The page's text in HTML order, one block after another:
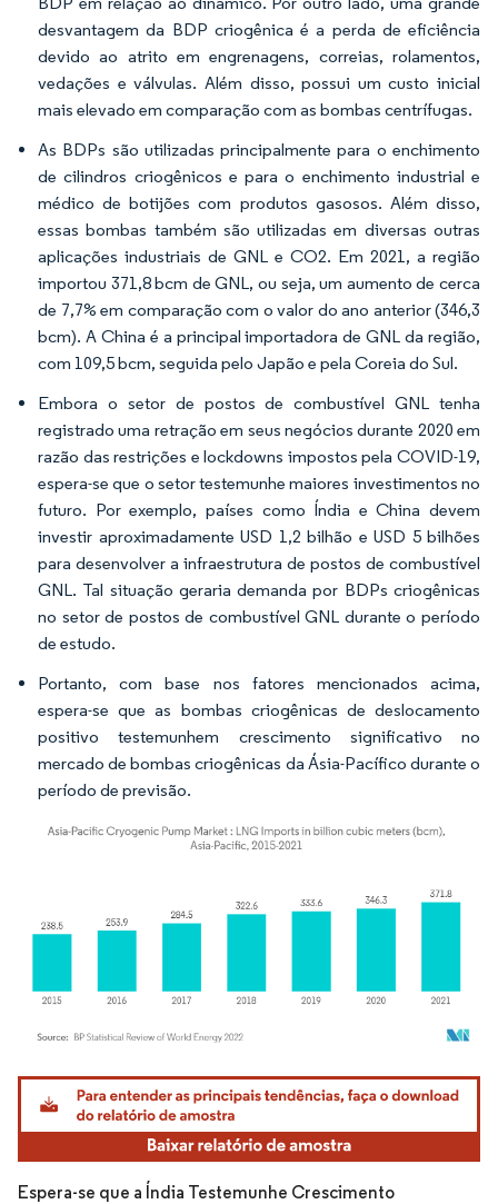
desvantagem da BDP criogênica é a perda de eficiência
devido ao atrito em engrenagens, correias, rolamentos,
vedações e válvulas. Além disso, possui um custo inicial
mais elevado em comparação com as bombas centrífugas.
As BDPs são utilizadas principalmente para o enchimento
de cilindros criogênicos e para o enchimento industrial e
médico de botijões com produtos gasosos. Além disso,
essas bombas também são utilizadas em diversas outras
aplicações industriais de GNL e CO2. Em 2021, a região
importou 371,8 bcm de GNL, ou seja, um aumento de cerca
de 7,7% em comparação com o valor do ano anterior (346,3
bcm). A China é a principal importadora de GNL da região,
com 109,5 bcm, seguida pelo Japão e pela Coreia do Sul.
Embora o setor de postos de combustível GNL tenha
registrado uma retração em seus negócios durante 2020 em
razão das restrições e lockdowns impostos pela COVID-19,
espera-se que o setor testemunhe maiores investimentos no
futuro. Por exemplo, países como Índia e China devem
investir aproximadamente USD 1,2 bilhão e USD 5 bilhões
para desenvolver a infraestrutura de postos de combustível
GNL. Tal situação geraria demanda por BDPs criogênicas
no setor de postos de combustível GNL durante o período
de estudo.
Portanto, com base nos fatores mencionados acima,
espera-se que as bombas criogênicas de deslocamento
positivo testemunhem crescimento significativo no
mercado de bombas criogênicas da Ásia-Pacífico durante o
período de previsão.
Imagem © Mordor Intelligence. O reuso requer atribuição conforme CC BY 4.0.
Espera-se que a Índia Testemunhe Crescimento